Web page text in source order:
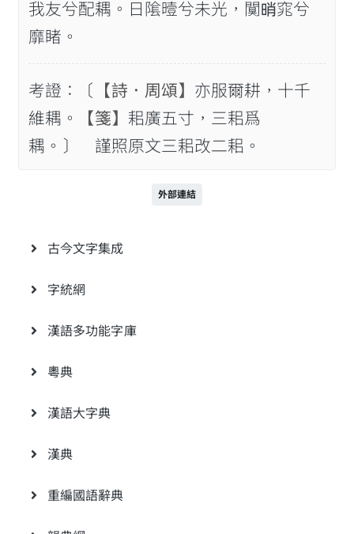
我友兮配耦。日隂曀兮未光，闃𣆺窕兮
靡睹。
考證：〔 【詩．周頌】 亦服爾耕，十千
維耦。
【箋】 耜廣五寸，三耜爲
耦。〕 謹照原文三耜改二耜。
外部連結
古今文字集成
字統網
漢語多功能字庫
粵典
漢語大字典
漢典
重編國語辭典